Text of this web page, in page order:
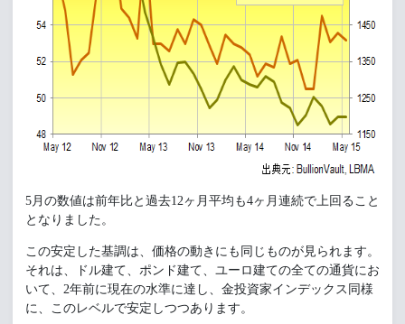
5月の数値は前年比と過去12ヶ月平均も4ヶ月連続で上回ること
となりました。
この安定した基調は、価格の動きにも同じものが見られます。
それは、ドル建て、ポンド建て、ユーロ建ての全ての通貨にお
いて、2年前に現在の水準に達し、金投資家インデックス同様
に、このレベルで安定しつつあります。